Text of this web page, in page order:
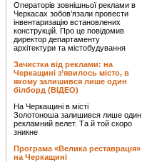
Операторів зовнішньої реклами в
Черкасах зобов’язали провести
інвентаризацію встановлених
конструкцій. Про це повідомив
директор департаменту
архітектури та містобудування
Зачистка від реклами: на
Черкащині з’явилось місто, в
якому залишився лише один
білборд (ВІДЕО)
На Черкащині в місті
Золотоноша залишився лише один
рекламний велет. Та й той скоро
зникне
Програма «Велика реставрація»
на Черкащині